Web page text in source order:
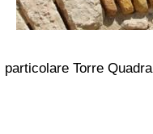
particolare Torre Quadra